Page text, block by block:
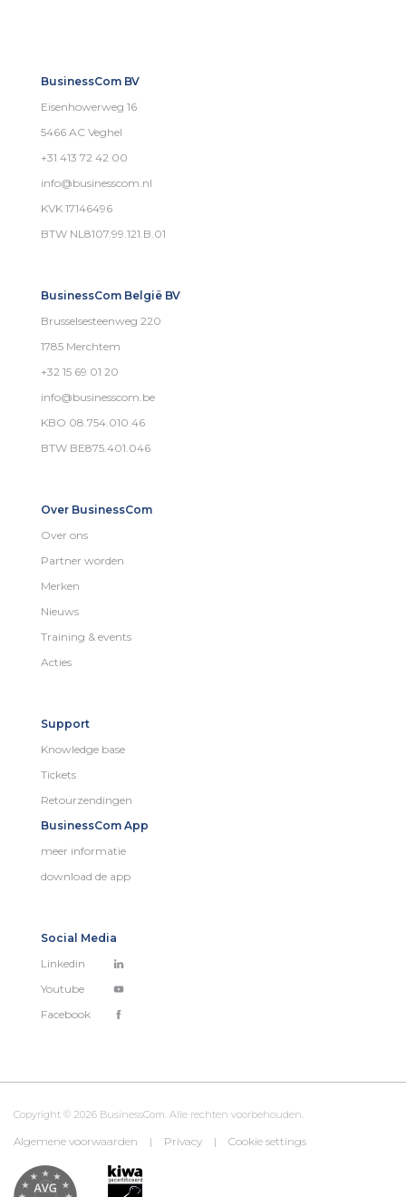
BusinessCom BV
Eisenhowerweg 16
5466 AC Veghel
+31 413 72 42 00
info@businesscom.nl
KVK 17146496
BTW NL8107.99.121.B.01
BusinessCom België BV
Brusselsesteenweg 220
1785 Merchtem
+32 15 69 01 20
info@businesscom.be
KBO 08.754.010.46
BTW BE875.401.046
Over BusinessCom
Over ons
Partner worden
Merken
Nieuws
Training & events
Acties
Support
Knowledge base
Tickets
Retourzendingen
BusinessCom App
meer informatie
download de app
Social Media
Linkedin
Youtube
Facebook
Copyright © 2026 BusinessCom. Alle rechten voorbehouden.
Algemene voorwaarden | Privacy | Cookie settings